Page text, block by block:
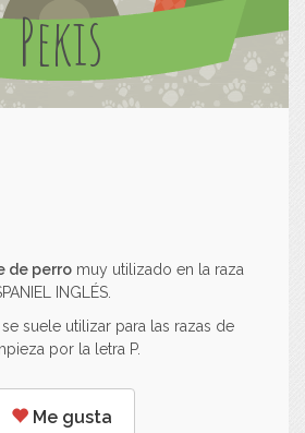
Pekis
de perro muy utilizado en la raza
INGLÉS.
suele utilizar para las razas de
por la letra P.
Me gusta